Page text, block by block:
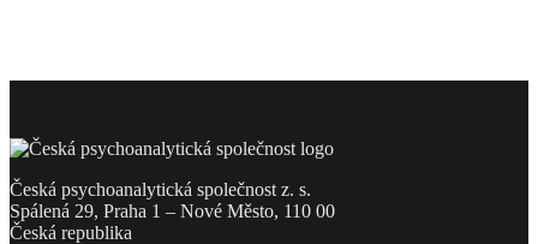
Česká psychoanalytická společnost z. s.
Spálená 29, Praha 1 – Nové Město, 110 00
Česká republika